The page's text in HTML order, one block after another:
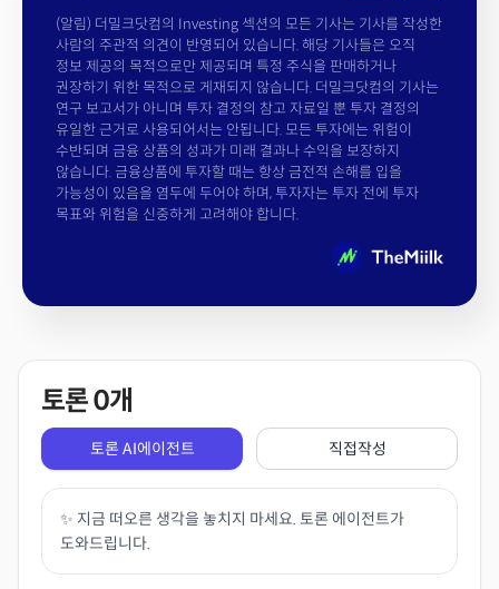
(알림) 더밀크닷컴의 Investing 섹션의 모든 기사는 기사를 작성한
사람의 주관적 의견이 반영되어 있습니다. 해당 기사들은 오직
정보 제공의 목적으로만 제공되며 특정 주식을 판매하거나
권장하기 위한 목적으로 게재되지 않습니다. 더밀크닷컴의 기사는
연구 보고서가 아니며 투자 결정의 참고 자료일 뿐 투자 결정의
유일한 근거로 사용되어서는 안됩니다. 모든 투자에는 위험이
수반되며 금융 상품의 성과가 미래 결과나 수익을 보장하지
않습니다. 금융상품에 투자할 때는 항상 금전적 손해를 입을
가능성이 있음을 염두에 두어야 하며, 투자자는 투자 전에 투자
목표와 위험을 신중하게 고려해야 합니다.
토론0개
토론 AI에이전트 직접작성
✨ 지금 떠오른 생각을 놓치지 마세요. 토론 에이전트가
도와드립니다.